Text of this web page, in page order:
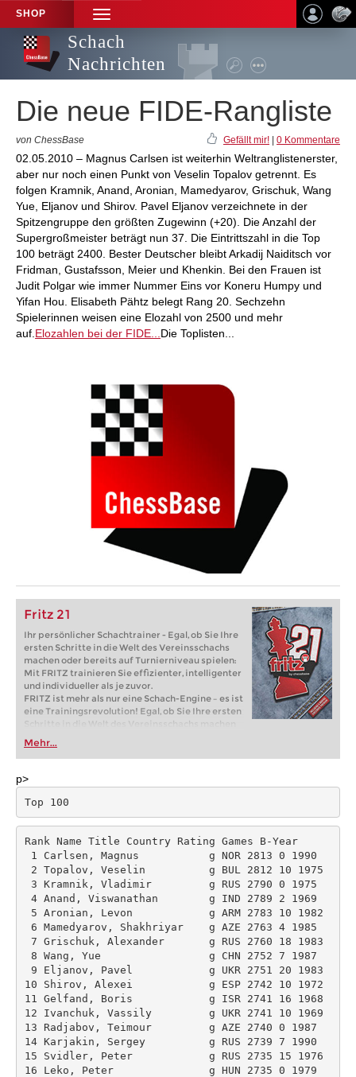
SHOP
TOGGLE
NAVIGATION
Schach
Nachrichten
Die neue FIDE-Rangliste
von ChessBase Gefällt mir! 0 Kommentare
02.05.2010 – Magnus Carlsen ist weiterhin Weltranglistenerster,
aber nur noch einen Punkt von Veselin Topalov getrennt. Es
folgen Kramnik, Anand, Aronian, Mamedyarov, Grischuk, Wang
Yue, Eljanov und Shirov. Pavel Eljanov verzeichnete in der
Spitzengruppe den größten Zugewinn (+20). Die Anzahl der
Supergroßmeister beträgt nun 37. Die Eintrittszahl in die Top
100 beträgt 2400. Bester Deutscher bleibt Arkadij Naiditsch vor
Fridman, Gustafsson, Meier und Khenkin. Bei den Frauen ist
Judit Polgar wie immer Nummer Eins vor Koneru Humpy und
Yifan Hou. Elisabeth Pähtz belegt Rang 20. Sechzehn
Spielerinnen weisen eine Elozahl von 2500 und mehr
auf. Elozahlen bei der FIDE... Die Toplisten...
Fritz 21
Ihr persönlicher Schachtrainer - Egal, ob Sie Ihre
ersten Schritte in die Welt des Vereinsschachs
machen oder bereits auf Turnierniveau spielen:
Mit FRITZ trainieren Sie effizienter, intelligenter
und individueller als je zuvor.
FRITZ ist mehr als nur eine Schach-Engine – es ist
eine Trainingsrevolution! Egal, ob Sie Ihre ersten
Schritte in die Welt des Vereinsschachs machen
oder bereits auf Turnierniveau spielen: Mit
FRITZ trainieren Sie effizienter, intelligenter und
individueller als je zuvor.
Mehr...
p>
Top 100
Rank Name Title Country Rating Games B-Year
10 Shirov, Alexei            g ESP 2742 10 1972
11 Gelfand, Boris            g ISR 2741 16 1968
12 Ivanchuk, Vassily         g UKR 2741 10 1969
13 Radjabov, Teimour         g AZE 2740 0 1987
14 Karjakin, Sergey          g RUS 2739 7 1990
15 Svidler, Peter            g RUS 2735 15 1976
16 Leko, Peter               g HUN 2735 0 1979